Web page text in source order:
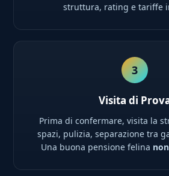
struttura, rating e tariffe
3
Visita di
Prima di confermare, visita la
spazi, pulizia, separazione tra
Una buona pensione felina